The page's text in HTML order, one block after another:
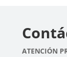
ATENCIÓN